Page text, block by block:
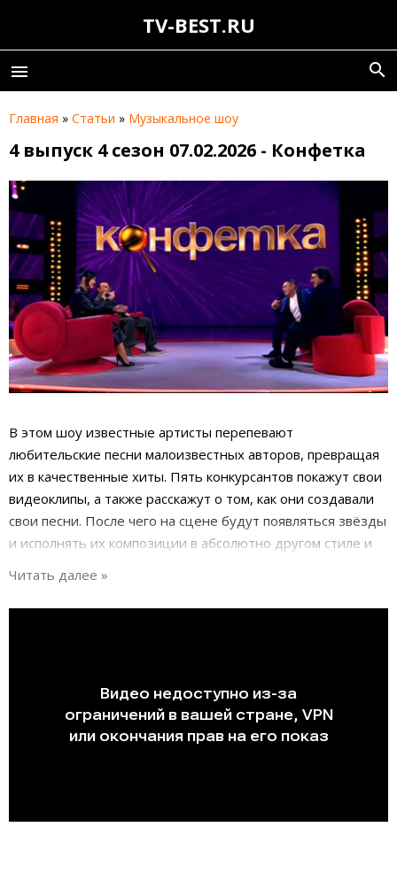
TV-BEST.RU
menu search
Главная » Статьи » Музыкальное шоу
4 выпуск 4 сезон 07.02.2026 - Конфетка
В этом шоу известные артисты перепевают
любительские песни малоизвестных авторов, превращая
их в качественные хиты. Пять конкурсантов покажут свои
видеоклипы, а также расскажут о том, как они создавали
свои песни. После чего на сцене будут появляться звёзды
и исполнять их композиции в абсолютно другом стиле и
голосованием жюри и зрителей. Сегодня на сцене
появятся Алексей Гоман, Мария Зайцева, Полина